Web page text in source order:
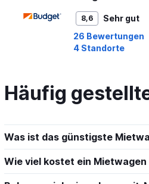
8,6
Sehr gut
26 Bewertungen
4 Standorte
Thrifty
1 Standort
Enterprise
Häufig
Was ist das günstigste
Wie viel kostet ein